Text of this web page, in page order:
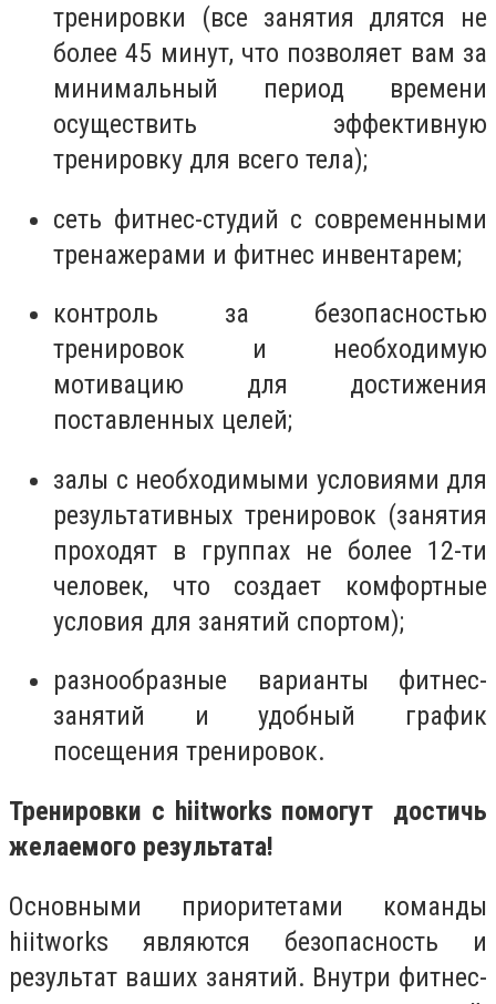
тренировки (все занятия длятся не
более 45 минут, что позволяет вам за
минимальный период времени
осуществить эффективную
тренировку для всего тела);
сеть фитнес-студий с современными
тренажерами и фитнес инвентарем;
контроль за безопасностью
тренировок и необходимую
мотивацию для достижения
поставленных целей;
залы с необходимыми условиями для
результативных тренировок (занятия
проходят в группах не более 12-ти
человек, что создает комфортные
условия для занятий спортом);
разнообразные варианты фитнес-
занятий и удобный график
посещения тренировок.
Тренировки с hiitworks помогут достичь
желаемого результата!
Основными приоритетами команды
hiitworks являются безопасность и
результат ваших занятий. Внутри фитнес-